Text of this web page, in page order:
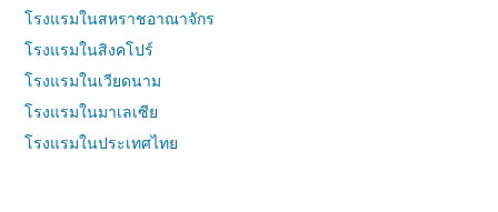
โรงแรมในสหราชอาณาจักร
โรงแรมในสิงคโปร์
โรงแรมในเวียดนาม
โรงแรมในมาเลเซีย
โรงแรมในประเทศไทย